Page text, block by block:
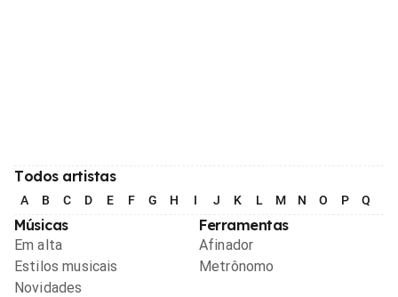
Todos artistas
A B C D E F G H I J K L M N O P Q
Músicas
Em alta
Estilos musicais
Novidades
Ferramentas
Afinador
Metrônomo